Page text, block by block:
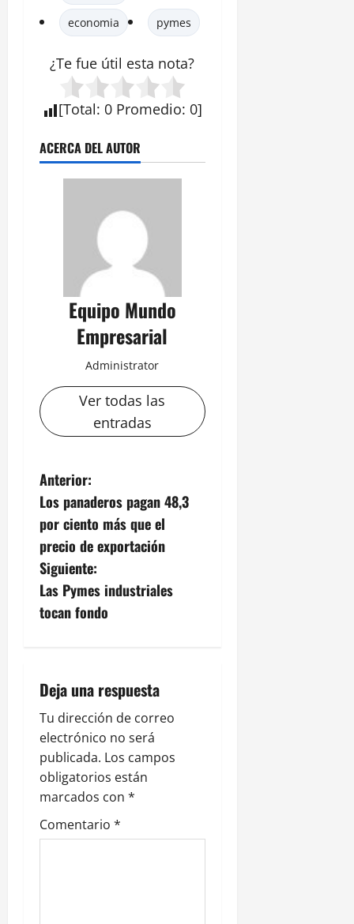
economia pymes
¿Te fue útil esta nota?
[Total: 0 Promedio: 0]
ACERCA DEL AUTOR
Equipo Mundo
Empresarial
Administrator
Ver todas las
entradas
N
a
v
e
g
c
i
ó
n
d
e
Anterior:
Los panaderos pagan 48,3
por ciento más que el
precio de exportación
Siguiente:
Las Pymes industriales
tocan fondo
Deja una respuesta
Tu dirección de correo
electrónico no será
publicada. Los campos
obligatorios están
marcados con *
Comentario *